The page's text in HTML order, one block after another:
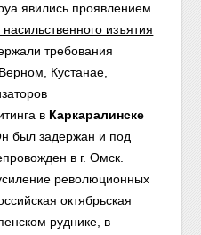
явились проявлением
изъятия
требования
Кустанае,
в Каркаралинске
был задержан и под
в г. Омск.
революционных
октябрьская
руднике, в